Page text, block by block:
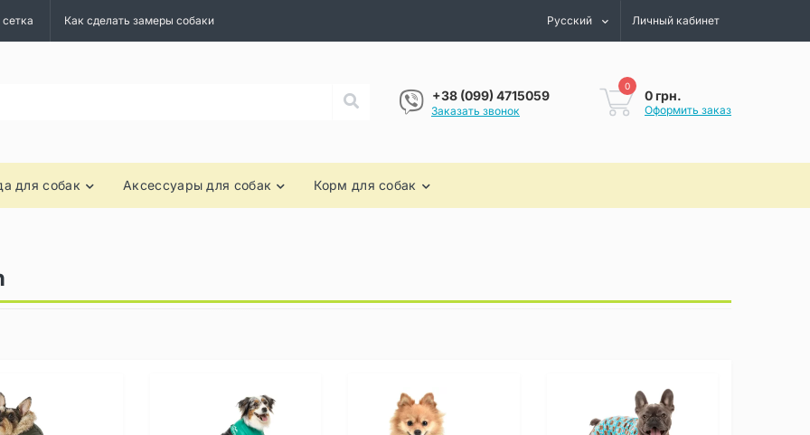
Как сделать замеры собаки Русский Личный кабинет
+38 (099) 4715059
Заказать звонок
0
0 грн.
Оформить заказ
для собак Аксессуары для собак Корм для собак